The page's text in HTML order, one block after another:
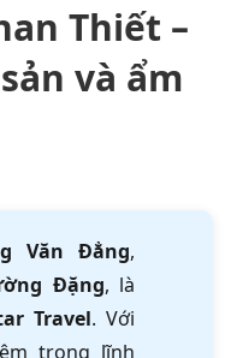
Thiết –
và ẩm
Văn Đẳng,
Đặng, là
Travel. Với
trong lĩnh